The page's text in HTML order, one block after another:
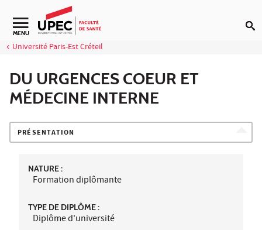
Aller au contenu
Navigation secondaire
MENU
Université Paris-Est Créteil
DU URGENCES COEUR ET
MÉDECINE INTERNE
PRÉSENTATION
NATURE :
Formation diplômante
TYPE DE DIPLÔME :
Diplôme d'université